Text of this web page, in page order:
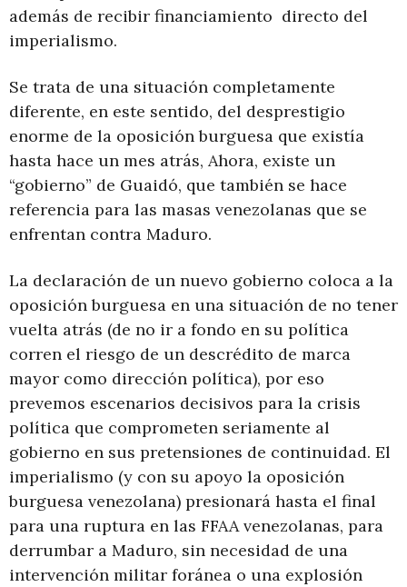
además de recibir financiamiento directo del
imperialismo.
Se trata de una situación completamente
diferente, en este sentido, del desprestigio
enorme de la oposición burguesa que existía
hasta hace un mes atrás, Ahora, existe un
“gobierno” de Guaidó, que también se hace
referencia para las masas venezolanas que se
enfrentan contra Maduro.
La declaración de un nuevo gobierno coloca a la
oposición burguesa en una situación de no tener
vuelta atrás (de no ir a fondo en su política
corren el riesgo de un descrédito de marca
mayor como dirección política), por eso
prevemos escenarios decisivos para la crisis
política que comprometen seriamente al
gobierno en sus pretensiones de continuidad. El
imperialismo (y con su apoyo la oposición
burguesa venezolana) presionará hasta el final
para una ruptura en las FFAA venezolanas, para
derrumbar a Maduro, sin necesidad de una
intervención militar foránea o una explosión